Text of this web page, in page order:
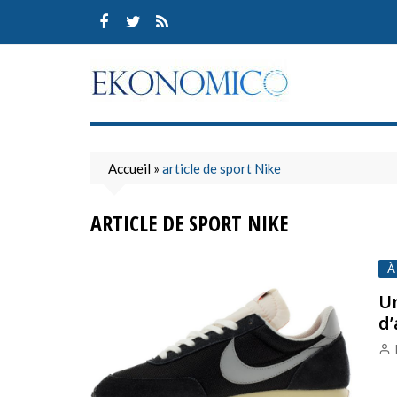
content
Accueil » article de sport Nike
ARTICLE DE SPORT NIKE
À